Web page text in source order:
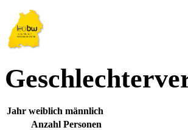
Jahr weiblich männlich
Anzahl Personen